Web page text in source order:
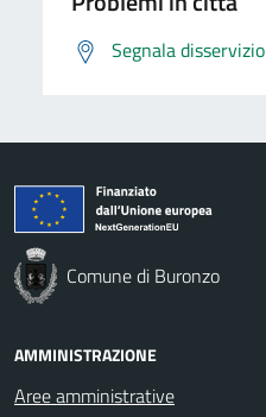
Segnala disservizio
Comune di Buronzo
AMMINISTRAZIONE
Aree amministrative